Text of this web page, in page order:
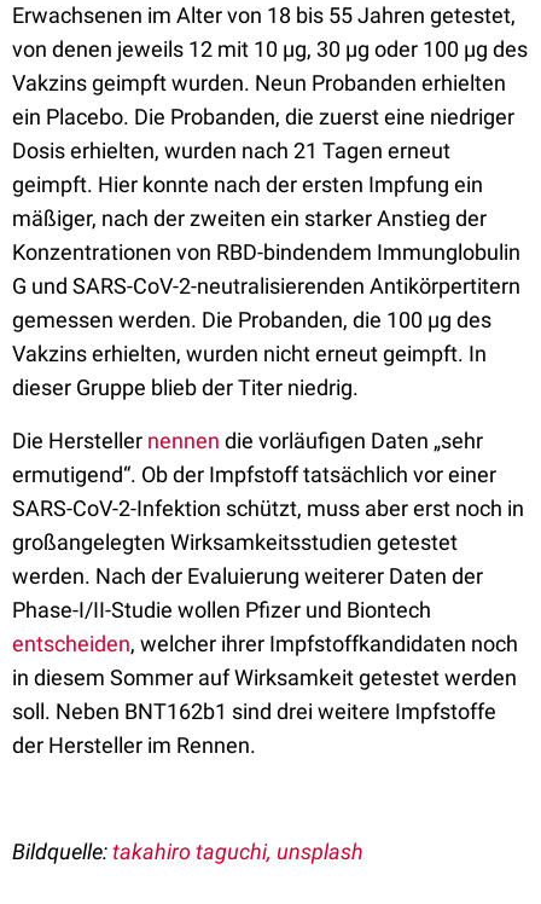
Erwachsenen im Alter von 18 bis 55 Jahren getestet,
von denen jeweils 12 mit 10 µg, 30 µg oder 100 µg des
Vakzins geimpft wurden. Neun Probanden erhielten
ein Placebo. Die Probanden, die zuerst eine niedriger
Dosis erhielten, wurden nach 21 Tagen erneut
geimpft. Hier konnte nach der ersten Impfung ein
mäßiger, nach der zweiten ein starker Anstieg der
Konzentrationen von RBD-bindendem Immunglobulin
G und SARS-CoV-2-neutralisierenden Antikörpertitern
gemessen werden. Die Probanden, die 100 µg des
Vakzins erhielten, wurden nicht erneut geimpft. In
dieser Gruppe blieb der Titer niedrig.
Die Hersteller nennen die vorläufigen Daten „sehr
ermutigend“. Ob der Impfstoff tatsächlich vor einer
SARS-CoV-2-Infektion schützt, muss aber erst noch in
großangelegten Wirksamkeitsstudien getestet
werden. Nach der Evaluierung weiterer Daten der
Phase-I/II-Studie wollen Pfizer und Biontech
entscheiden, welcher ihrer Impfstoffkandidaten noch
in diesem Sommer auf Wirksamkeit getestet werden
soll. Neben BNT162b1 sind drei weitere Impfstoffe
der Hersteller im Rennen.
Bildquelle:takahiro taguchi, unsplash